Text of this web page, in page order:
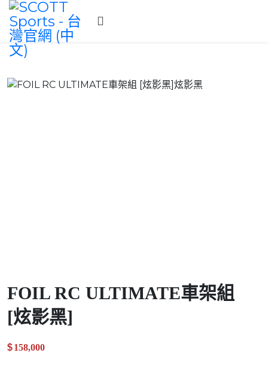
FOIL RC ULTIMATE車架組
[炫影黑]
$158,000